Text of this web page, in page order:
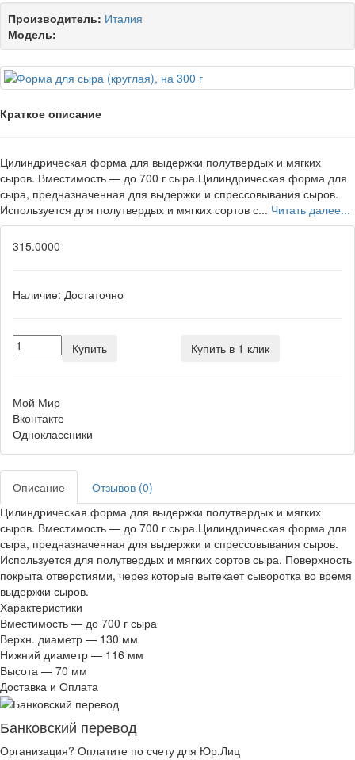
Производитель: Италия
Модель:
Краткое описание
Цилиндрическая форма для выдержки полутвердых и мягких
сыров. Вместимость — до 700 г сыра.Цилиндрическая форма для
сыра, предназначенная для выдержки и спрессовывания сыров.
Используется для полутвердых и мягких сортов с... Читать далее...
315.0000
Наличие: Достаточно
Купить Купить в 1 клик
Мой Мир
Вконтакте
Одноклассники
Описание
Отзывов (0)
Цилиндрическая форма для выдержки полутвердых и мягких
сыров. Вместимость — до 700 г сыра.Цилиндрическая форма для
сыра, предназначенная для выдержки и спрессовывания сыров.
Используется для полутвердых и мягких сортов сыра. Поверхность
покрыта отверстиями, через которые вытекает сыворотка во время
выдержки сыров.
Характеристики
Вместимость — до 700 г сыра
Верхн. диаметр — 130 мм
Нижний диаметр — 116 мм
Высота — 70 мм
Доставка и Оплата
Банковский перевод
Организация? Оплатите по счету для Юр.Лиц